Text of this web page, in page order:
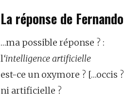
La réponse de
…ma possible réponse ? :
l‘intelligence artificielle
est-ce un oxymore ? […occis
ni artificielle ?